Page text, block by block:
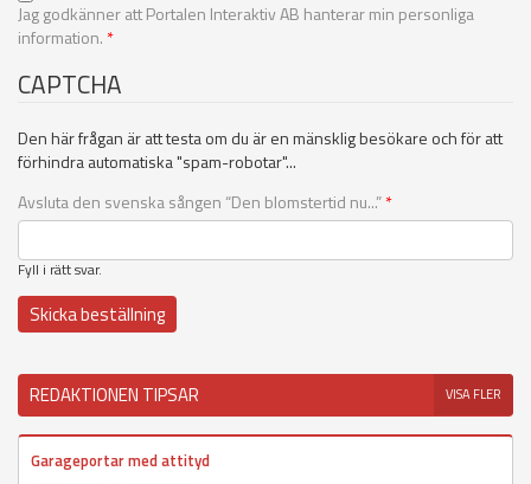
Jag godkänner att Portalen Interaktiv AB hanterar min personliga
information. *
CAPTCHA
Den här frågan är att testa om du är en mänsklig besökare och för att
förhindra automatiska "spam-robotar"...
Avsluta den svenska sången “Den blomstertid nu...”*
Fyll i rätt svar.
REDAKTIONEN TIPSAR VISA FLER
Garageportar med attityd